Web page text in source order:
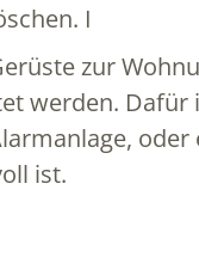
I
zur
werden. Dafür
oder
ist.